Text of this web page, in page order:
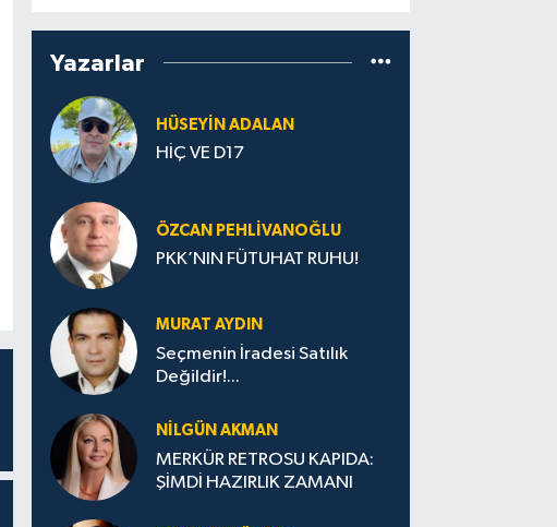
Yazarlar
HÜSEYIN ADALAN
HİÇ VE D17
ÖZCAN PEHLIVANOĞLU
PKK’NIN FÜTUHAT RUHU!
MURAT AYDIN
Seçmenin İradesi Satılık
Değildir!...
NILGÜN AKMAN
MERKÜR RETROSU KAPIDA:
ŞİMDİ HAZIRLIK ZAMANI